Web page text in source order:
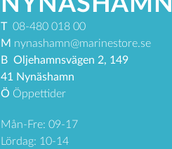
T08-480 018 00
M nynashamn@marinestore.se
B Oljehamnsvägen 2, 149
41 Nynäshamn
Ö Öppettider
Mån-Fre: 09-17
Lördag: 10-14